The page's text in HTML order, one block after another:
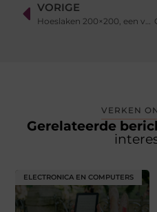
VORIGE
Hoeslaken 200×200, een van de vele gangbare nederlandse maten
VERKEN
Gerelateerde
ELECTRONICA EN COMPUTERS